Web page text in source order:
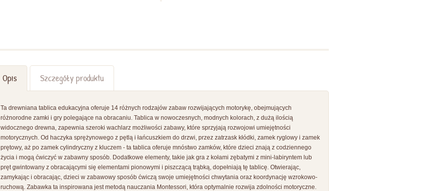
Opis Szczegóły produktu
Ta drewniana tablica edukacyjna oferuje 14 różnych rodzajów zabaw rozwijających motorykę, obejmujących
różnorodne zamki i gry polegające na obracaniu. Tablica w nowoczesnych, modnych kolorach, z dużą ilością
widocznego drewna, zapewnia szeroki wachlarz możliwości zabawy, które sprzyjają rozwojowi umiejętności
motorycznych. Od haczyka sprężynowego z pętlą i łańcuszkiem do drzwi, przez zatrzask kłódki, zamek ryglowy i zamek
prętowy, aż po zamek cylindryczny z kluczem - ta tablica oferuje mnóstwo zamków, które dzieci znają z codziennego
życia i mogą ćwiczyć w zabawny sposób. Dodatkowe elementy, takie jak gra z kołami zębatymi z mini-labiryntem lub
pręt gwintowany z obracającymi się elementami pionowymi i piszczącą trąbką, dopełniają tę tablicę. Otwierając,
zamykając i obracając, dzieci w zabawowy sposób ćwiczą swoje umiejętności chwytania oraz koordynację wzrokowo-
ruchową. Zabawka ta inspirowana jest metodą nauczania Montessori, która optymalnie rozwija zdolności motoryczne.